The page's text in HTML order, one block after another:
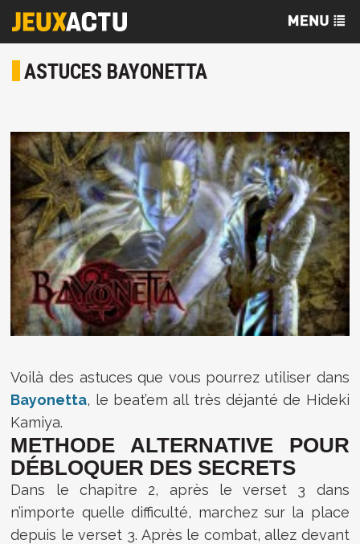
ASTUCES BAYONETTA
Voilà des astuces que vous pourrez utiliser dans
Bayonetta, le beat’em all très déjanté de Hideki
Kamiya.
METHODE ALTERNATIVE POUR
DÉBLOQUER DES SECRETS
Dans le chapitre 2, après le verset 3 dans
n’importe quelle difficulté, marchez sur la place
depuis le verset 3. Après le combat, allez devant